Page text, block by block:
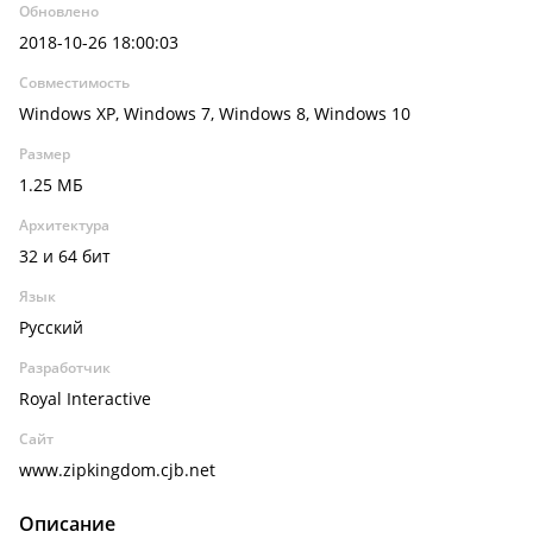
Обновлено
2018-10-26 18:00:03
Совместимость
Windows XP, Windows 7, Windows 8, Windows 10
Размер
1.25 МБ
Архитектура
32 и 64 бит
Язык
Русский
Разработчик
Royal Interactive
Сайт
www.zipkingdom.cjb.net
Описание